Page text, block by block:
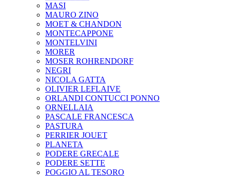
MASI
MAURO ZINO
MOET & CHANDON
MONTECAPPONE
MONTELVINI
MORER
MOSER ROHRENDORF
NEGRI
NICOLA GATTA
OLIVIER LEFLAIVE
ORLANDI CONTUCCI PONNO
ORNELLAIA
PASCALE FRANCESCA
PASTURA
PERRIER JOUET
PLANETA
PODERE GRECALE
PODERE SETTE
POGGIO AL TESORO